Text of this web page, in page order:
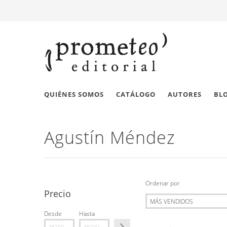
QUIÉNES SOMOS CATÁLOGO AUTORES
Agustín Méndez
Precio
Desde Hasta
Ordenar por